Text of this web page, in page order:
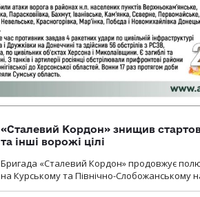
«Сталевий Кордон» знищив
та інші ворожі цілі
Бригада «Сталевий Кордон» продовжує
на Курському та Північно-Слобожанському